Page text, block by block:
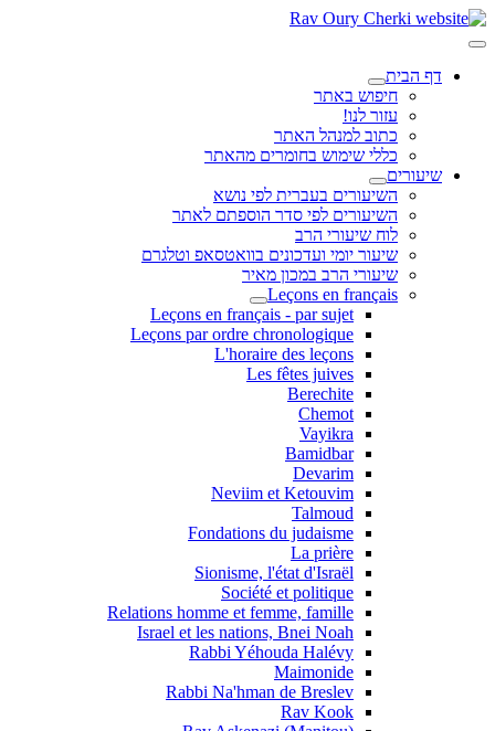
דף הבית
חיפוש באתר
עזור לנו!
כתוב למנהל האתר
כללי שימוש בחומרים מהאתר
שיעורים
השיעורים בעברית לפי נושא
השיעורים לפי סדר הוספתם לאתר
לוח שיעורי הרב
שיעור יומי ועדכונים בוואטסאפ וטלגרם
שיעורי הרב במכון מאיר
Leçons en français
Leçons en français - par sujet
Leçons par ordre chronologique
L'horaire des leçons
Les fêtes juives
Berechite
Chemot
Vayikra
Bamidbar
Devarim
Neviim et Ketouvim
Talmoud
Fondations du judaisme
La prière
Sionisme, l'état d'Israël
Société et politique
Relations homme et femme, famille
Israel et les nations, Bnei Noah
Rabbi Yéhouda Halévy
Maimonide
Rabbi Na'hman de Breslev
Rav Kook